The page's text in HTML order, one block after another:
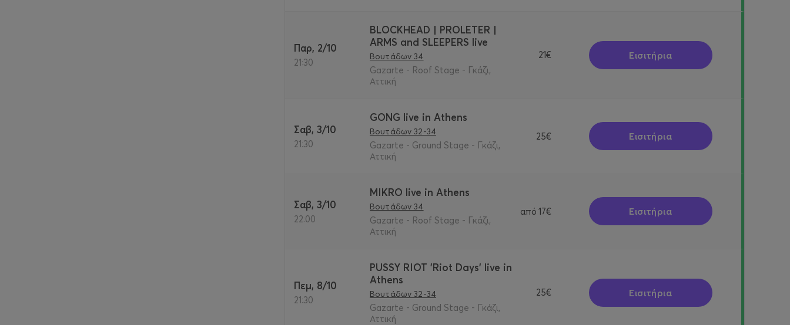
Παρ, 2/10
21:30
BLOCKHEAD | PROLETER |
ARMS and SLEEPERS live
Βουτάδων 34
Gazarte - Roof Stage - Γκάζι,
Αττική
21€ Εισιτήρια
Σαβ, 3/10
21:30
GONG live in Athens
Βουτάδων 32-34
Gazarte - Ground Stage - Γκάζι,
Αττική
25€ Εισιτήρια
Σαβ, 3/10
22:00
MIKRO live in Athens
Βουτάδων 34
Gazarte - Roof Stage - Γκάζι,
Αττική
από 17€ Εισιτήρια
Πεμ, 8/10
21:30
PUSSY RIOT 'Riot Days' live in
Athens
Βουτάδων 32-34
Gazarte - Ground Stage - Γκάζι,
Αττική
25€ Εισιτήρια